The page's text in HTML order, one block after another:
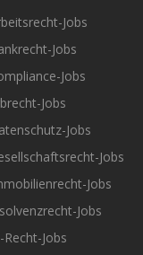
Jobs
Jobs
Jobs
Jobs
Jobs
Jobs
Jobs
Jobs
Recht-Jobs